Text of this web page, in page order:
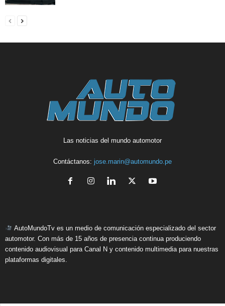
Las noticias del mundo automotor
Contáctanos: jose.marin@automundo.pe
AutoMundoTv es un medio de comunicación especializado del sector
automotor. Con más de 15 años de presencia continua produciendo
contenido audiovisual para Canal N y contenido multimedia para nuestras
plataformas digitales.